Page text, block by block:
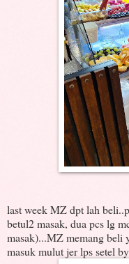
last week MZ dpt lah
betul2 masak, dua pcs lg
masak)...MZ memang beli
masuk mulut jer lps setel